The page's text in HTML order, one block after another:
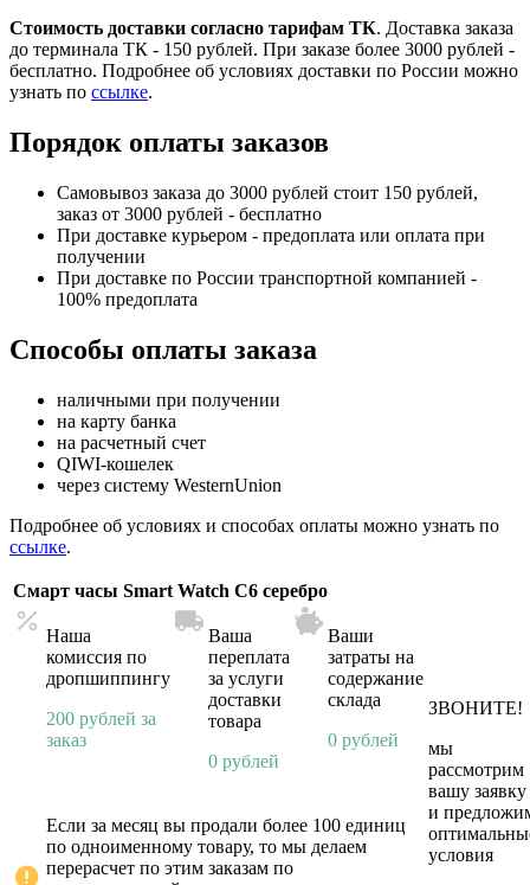
Стоимость доставки согласно тарифам ТК. Доставка заказа
до терминала ТК - 150 рублей. При заказе более 3000 рублей -
бесплатно. Подробнее об условиях доставки по России можно
узнать по ссылке.
Порядок оплаты заказов
Самовывоз заказа до 3000 рублей стоит 150 рублей,
заказ от 3000 рублей - бесплатно
При доставке курьером - предоплата или оплата при
получении
При доставке по России транспортной компанией -
100% предоплата
Способы оплаты заказа
наличными при получении
на карту банка
на расчетный счет
QIWI-кошелек
через систему WesternUnion
Подробнее об условиях и способах оплаты можно узнать по
ссылке.
Смарт часы Smart Watch C6 серебро
ЗВОНИТЕ!
мы
рассмотрим
вашу заявку
и
условия
Наша
комиссия по
дропшиппингу
200 рублей за
заказ
Ваша
переплата
за услуги
доставки
товара
0 рублей
Ваши
затраты на
содержание
склада
0 рублей
Если за месяц вы продали более 100 единиц
по одноименному товару, то мы делаем
перерасчет по этим заказам по